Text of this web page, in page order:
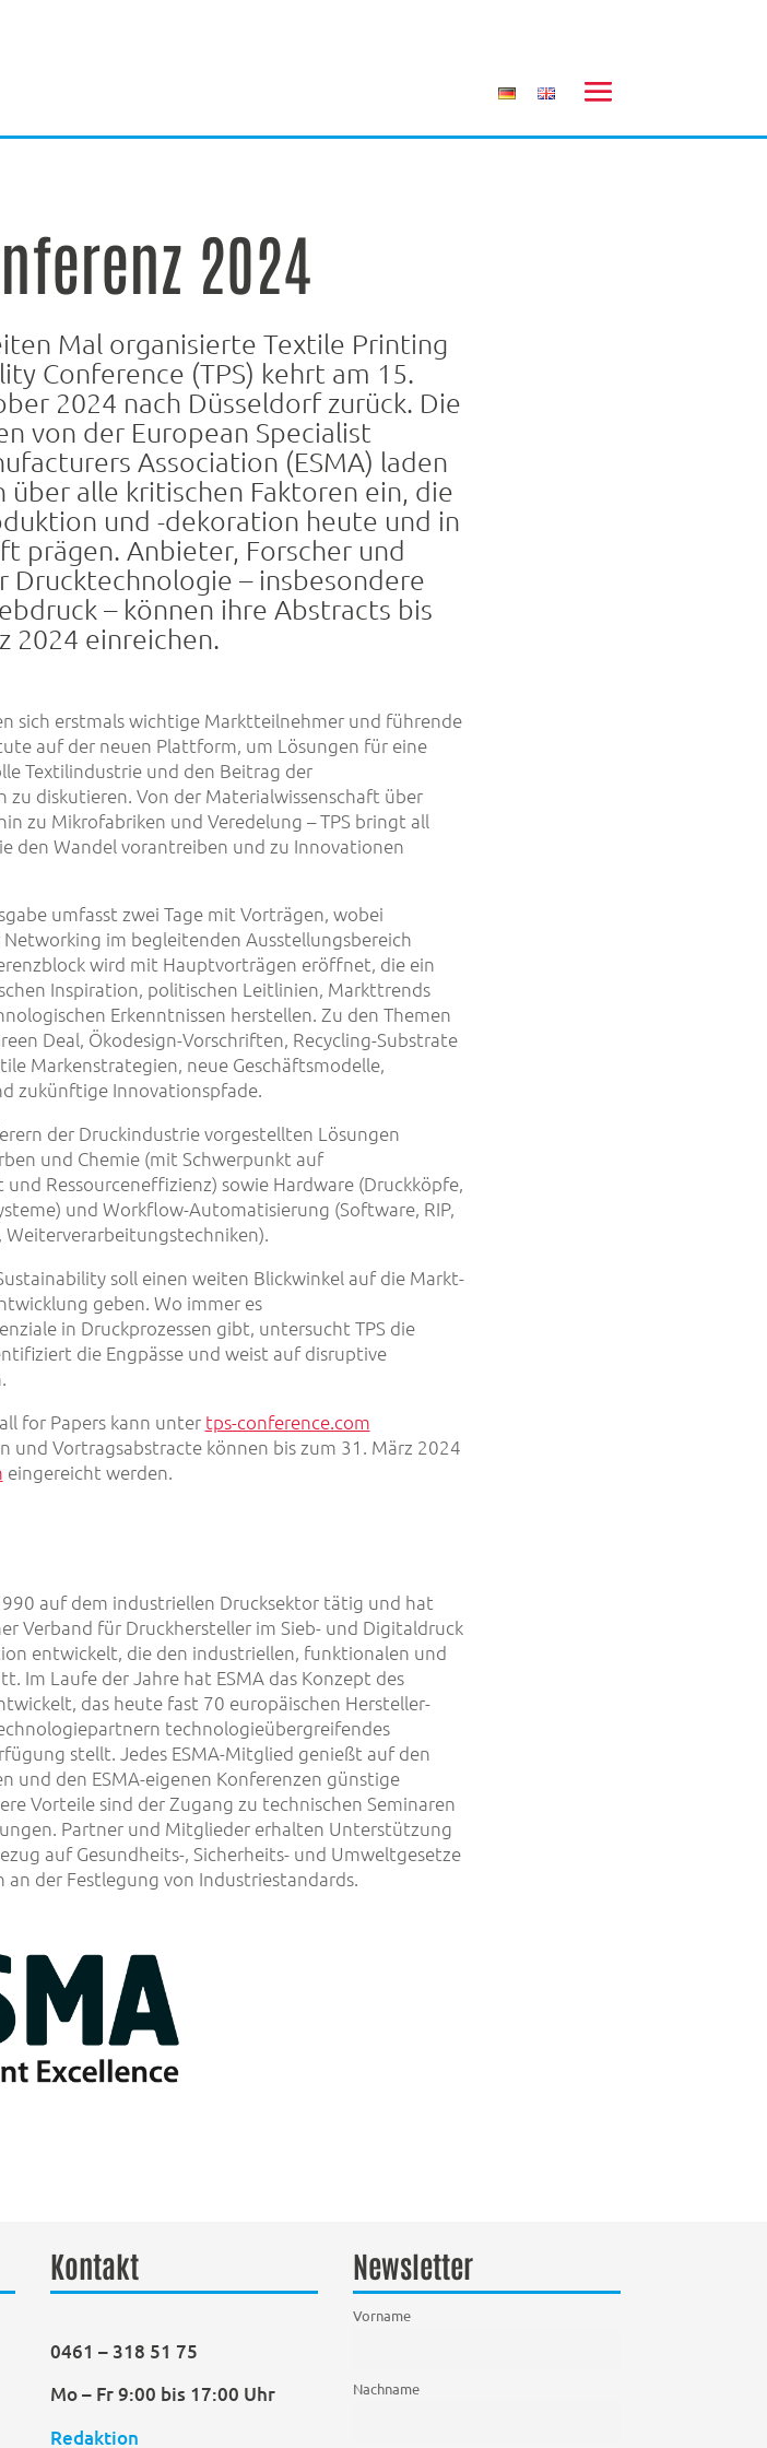
2024
Mal organisierte Textile Printing
Conference (TPS) kehrt am 15.
2024 nach Düsseldorf zurück. Die
von der European Specialist
Association (ESMA) laden
über alle kritischen Faktoren ein, die
und -dekoration heute und in
prägen. Anbieter, Forscher und
Drucktechnologie – insbesondere
– können ihre Abstracts bis
2024 einreichen.
sich erstmals wichtige Marktteilnehmer und führende
auf der neuen Plattform, um Lösungen für eine
Textilindustrie und den Beitrag der
zu diskutieren. Von der Materialwissenschaft über
zu Mikrofabriken und Veredelung – TPS bringt all
den Wandel vorantreiben und zu Innovationen
umfasst zwei Tage mit Vorträgen, wobei
im begleitenden Ausstellungsbereich
wird mit Hauptvorträgen eröffnet, die ein
Inspiration, politischen Leitlinien, Markttrends
Erkenntnissen herstellen. Zu den Themen
Deal, Ökodesign-Vorschriften, Recycling-Substrate
Markenstrategien, neue Geschäftsmodelle,
zukünftige Innovationspfade.
der Druckindustrie vorgestellten Lösungen
und Chemie (mit Schwerpunkt auf
Ressourceneffizienz) sowie Hardware (Druckköpfe,
und Workflow-Automatisierung (Software, RIP,
Weiterverarbeitungstechniken).
soll einen weiten Blickwinkel auf die Markt-
geben. Wo immer es
in Druckprozessen gibt, untersucht TPS die
die Engpässe und weist auf disruptive
for Papers kann unter tps-conference.com
und Vortragsabstracte können bis zum 31. März 2024
eingereicht werden.
auf dem industriellen Drucksektor tätig und hat
Verband für Druckhersteller im Sieb- und Digitaldruck
entwickelt, die den industriellen, funktionalen und
Im Laufe der Jahre hat ESMA das Konzept des
das heute fast 70 europäischen Hersteller-
technologieübergreifendes
stellt. Jedes ESMA-Mitglied genießt auf den
und den ESMA-eigenen Konferenzen günstige
Vorteile sind der Zugang zu technischen Seminaren
Partner und Mitglieder erhalten Unterstützung
auf Gesundheits-, Sicherheits- und Umweltgesetze
an der Festlegung von Industriestandards.
Kontakt
0461 – 318 51 75
Mo – Fr 9:00 bis 17:00 Uhr
Redaktion
Newsletter
Vorname
Nachname